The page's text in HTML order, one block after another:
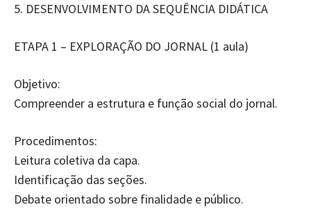
5.⁠ ⁠DESENVOLVIMENTO DA SEQUÊNCIA DIDÁTICA
ETAPA 1 – EXPLORAÇÃO DO JORNAL (1 aula)
Objetivo:
Compreender a estrutura e função social do jornal.
Procedimentos:
Leitura coletiva da capa.
Identificação das seções.
Debate orientado sobre finalidade e público.